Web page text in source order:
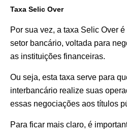
Taxa Selic Over
Por sua vez, a taxa Selic Over
setor bancário, voltada para
as instituições financeiras.
Ou seja, esta taxa serve para
interbancário realize suas
essas negociações aos títulos
Para ficar mais claro, é